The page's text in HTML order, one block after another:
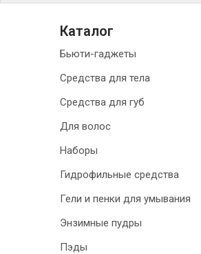
БРЕНДЫ N-V
ДОСТАВКА И ОПЛАТА
ПРОГРАММА
ОТЗЫВЫ О
Каталог
Бьюти-гаджеты
Средства для тела
Средства для губ
Для волос
Наборы
Гидрофильные средства
Гели и пенки для умывания
Энзимные пудры
Пэды